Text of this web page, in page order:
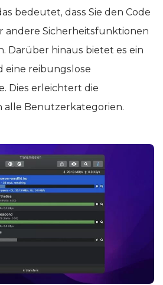
bedeutet, dass Sie den Code
andere Sicherheitsfunktionen
Darüber hinaus bietet es ein
eine reibungslose
Dies erleichtert die
Benutzerkategorien.